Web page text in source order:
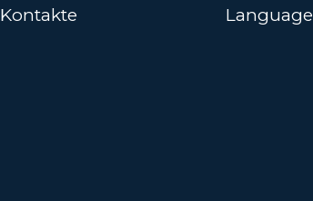
Kontakte Language